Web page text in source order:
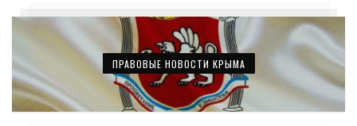
ПРАВОВЫЕ НОВОСТИ КРЫМА